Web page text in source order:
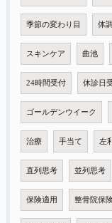
季節の変わり目 体
スキンケア 曲池
24時間受付 休診日
ゴールデンウイーク
治療 手当て 左
直列思考 並列思考
保険適用 整骨院保